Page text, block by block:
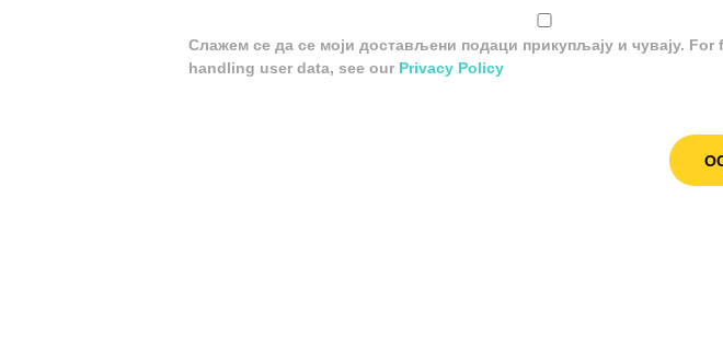
Слажем се да се моји достављени подаци прикупљају и чувају.
handling user data, see our Privacy Policy